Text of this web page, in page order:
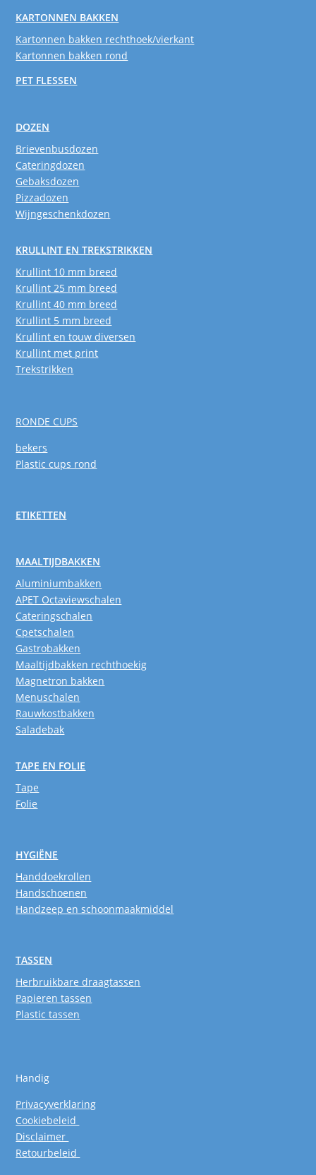
KARTONNEN BAKKEN
Kartonnen bakken rechthoek/vierkant
Kartonnen bakken rond
PET FLESSEN
DOZEN
Brievenbusdozen
Cateringdozen
Gebaksdozen
Pizzadozen
Wijngeschenkdozen
KRULLINT EN TREKSTRIKKEN
Krullint 10 mm breed
Krullint 25 mm breed
Krullint 40 mm breed
Krullint 5 mm breed
Krullint en touw diversen
Krullint met print
Trekstrikken
RONDE CUPS
bekers
Plastic cups rond
ETIKETTEN
MAALTIJDBAKKEN
Aluminiumbakken
APET Octaviewschalen
Cateringschalen
Cpetschalen
Gastrobakken
Maaltijdbakken rechthoekig
Magnetron bakken
Menuschalen
Rauwkostbakken
Saladebak
TAPE EN FOLIE
Tape
Folie
HYGIËNE
Handdoekrollen
Handschoenen
Handzeep en schoonmaakmiddel
TASSEN
Herbruikbare draagtassen
Papieren tassen
Plastic tassen
Handig
Privacyverklaring
Cookiebeleid
Disclaimer
Retourbeleid